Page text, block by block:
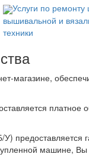
Услуги по
вышивальной и
техники
магазине,
платное
машине,